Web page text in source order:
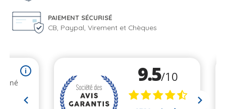
PAIEMENT SÉCURISÉ
CB, Paypal, Virement et Chèques